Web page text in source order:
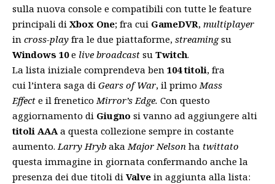
sulla nuova console e compatibili con tutte le feature
principali di Xbox One; fra cui GameDVR, multiplayer
in cross-play fra le due piattaforme, streamingsu
Windows 10e live broadcast su Twitch.
La lista iniziale comprendeva ben 104 titoli, fra
cui l’intera saga di Gears of War, il primo Mass
Effect e il frenetico Mirror’s Edge. Con questo
aggiornamento di Giugno si vanno ad aggiungere alti
titoli AAA a questa collezione sempre in costante
aumento. Larry Hryb aka Major Nelson ha twittato
questa immagine in giornata confermando anche la
presenza dei due titoli di Valve in aggiunta alla lista: